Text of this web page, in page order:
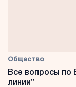
Общество
Все вопросы по
линии”